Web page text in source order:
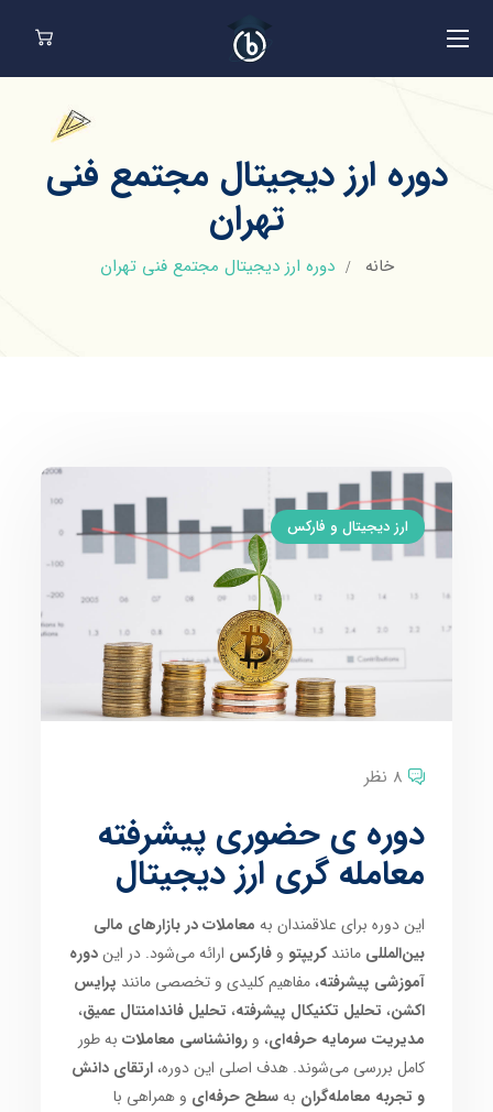
دوره ارز دیجیتال مجتمع فنی
تهران
خانه دوره ارز دیجیتال مجتمع فنی تهران
ارز دیجیتال و فارکس
8 نظر
دوره ی حضوری پیشرفته
معامله گری ارز دیجیتال
این دوره برای علاقمندان به معاملات در بازارهای مالی
بین‌المللی مانندکریپتو وفارکس ارائه می‌شود. در ایندوره
آموزشی پیشرفته، مفاهیم کلیدی و تخصصی مانند پرایس
اکشن، تحلیل تکنیکال پیشرفته، تحلیل فاندامنتال عمیق،
مدیریت سرمایه حرفه‌ای، وروانشناسی معاملات به طور
کامل بررسی می‌شوند. هدف اصلی این دوره،ارتقای دانش
و تجربه معامله‌گران بهسطح حرفه‌ای و همراهی با